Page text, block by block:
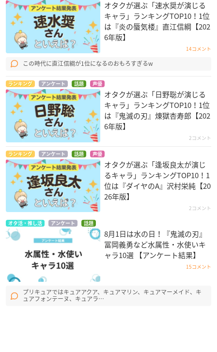
オタクが選ぶ「速水奨が演じる
キャラ」ランキングTOP10！1位
は『炎の蜃気楼』直江信綱【202
6年版】
14コメント
この時代に直江信綱が1位になるのおもろすぎるw
ランキング アンケート 話題 声優
オタクが選ぶ「日野聡が演じる
キャラ」ランキングTOP10！1位
は『鬼滅の刃』煉󠄁獄杏寿郎【202
6年版】
2コメント
ランキング アンケート 話題 声優
オタクが選ぶ「逢坂良太が演じ
るキャラ」ランキングTOP10！1
位は『ダイヤのA』沢村栄純【20
26年版】
2コメント
オタ活・推し活 アンケート 話題
8月1日は水の日！『鬼滅の刃』
冨岡義勇など水属性・水使いキ
ャラ10選 【アンケート結果】
15コメント
プリキュアではキュアアクア、キュアマリン、キュアマーメイド、キ
ュアフォンテーヌ、キュアラ…